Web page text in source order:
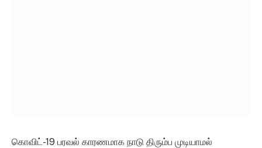
கொவிட்-19 பரவல் காரணமாக நாடு திரும்ப முடியாமல்